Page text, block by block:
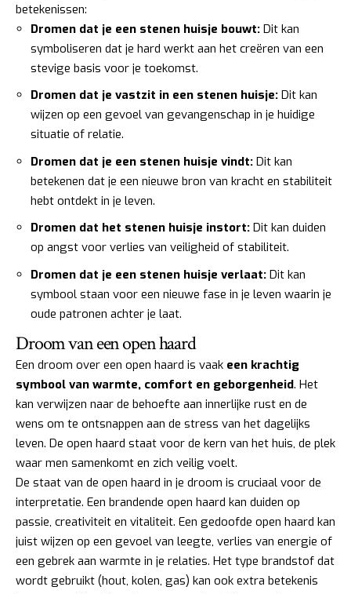
betekenissen:
Dromen dat je een stenen huisje bouwt: Dit kan
symboliseren dat je hard werkt aan het creëren van een
stevige basis voor je toekomst.
Dromen dat je vastzit in een stenen huisje: Dit kan
wijzen op een gevoel van gevangenschap in je huidige
situatie of relatie.
Dromen dat je een stenen huisje vindt: Dit kan
betekenen dat je een nieuwe bron van kracht en stabiliteit
hebt ontdekt in je leven.
Dromen dat het stenen huisje instort: Dit kan duiden
op angst voor verlies van veiligheid of stabiliteit.
Dromen dat je een stenen huisje verlaat: Dit kan
symbool staan voor een nieuwe fase in je leven waarin je
oude patronen achter je laat.
Droom van een open haard
Een droom over een open haard is vaak een krachtig
symbool van warmte, comfort en geborgenheid. Het
kan verwijzen naar de behoefte aan innerlijke rust en de
wens om te ontsnappen aan de stress van het dagelijks
leven. De open haard staat voor de kern van het huis, de plek
waar men samenkomt en zich veilig voelt.
De staat van de open haard in je droom is cruciaal voor de
interpretatie. Een brandende open haard kan duiden op
passie, creativiteit en vitaliteit. Een gedoofde open haard kan
juist wijzen op een gevoel van leegte, verlies van energie of
een gebrek aan warmte in je relaties. Het type brandstof dat
wordt gebruikt (hout, kolen, gas) kan ook extra betekenis